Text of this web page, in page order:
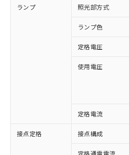
ランプ 照光部方式
ランプ色
定格電圧
使用電圧
定格電流
接点定格 接点構成
定格通電電流
※1 対応状況
対応済み：EU RoHS